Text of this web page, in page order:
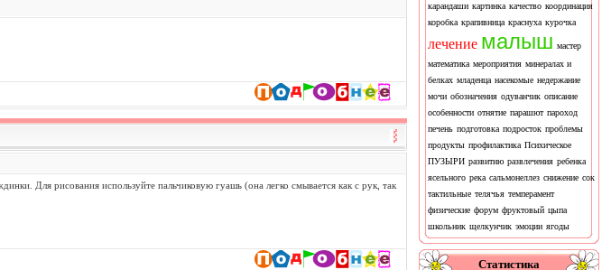
Для рисования используйте пальчиковую гуашь (она легко смывается как с рук, так
карандаши картинка качество координация
коробка крапивница краснуха курочка
лечение малыш мастер
математика мероприятия минералах и
белках младенца насекомые недержание
мочи обозначения одуванчик описание
особенности отнятие парашют пароход
печень подготовка подросток проблемы
продукты профилактика Психическое
ПУЗЫРИ развитию развлечения ребенка
ясельного река сальмонеллез снижение сок
тактильные телячья темперамент
физические форум фруктовый цыпа
школьник щелкунчик эмоции ягоды
Статистика